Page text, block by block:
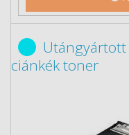
Utángyártott
ciánkék toner